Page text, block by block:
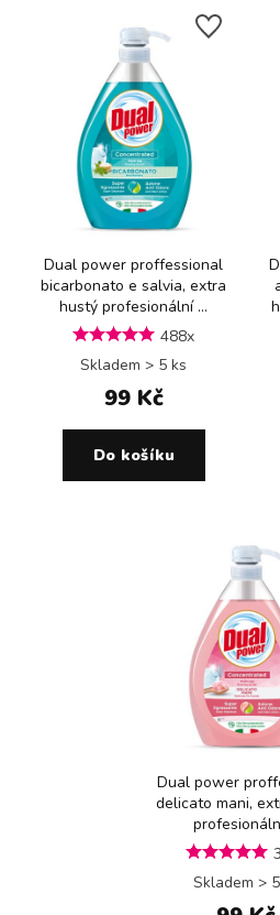
Dual power proffessional
bicarbonato e salvia, extra
hustý profesionální ...
488x
Skladem > 5 ks
99 Kč
Do košíku
Dual power
delicato mani,
Skladem >